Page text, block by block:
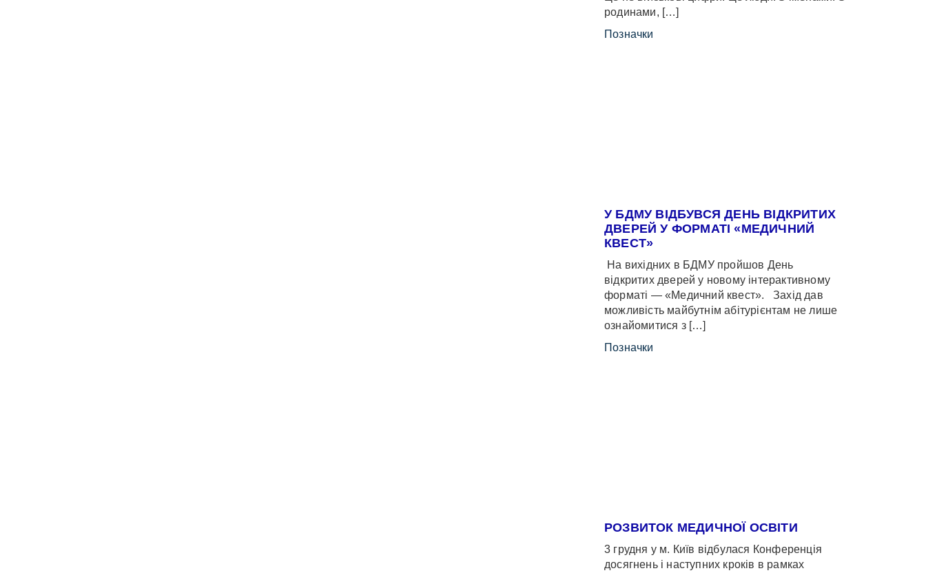
родинами, […]
Позначки
У БДМУ ВІДБУВСЯ ДЕНЬ ВІДКРИТИХ
ДВЕРЕЙ У ФОРМАТІ «МЕДИЧНИЙ
КВЕСТ»
На вихідних в БДМУ пройшов День
відкритих дверей у новому інтерактивному
форматі — «Медичний квест». Захід дав
можливість майбутнім абітурієнтам не лише
ознайомитися з […]
Позначки
РОЗВИТОК МЕДИЧНОЇ ОСВІТИ
3 грудня у м. Київ відбулася Конференція
досягнень і наступних кроків в рамках